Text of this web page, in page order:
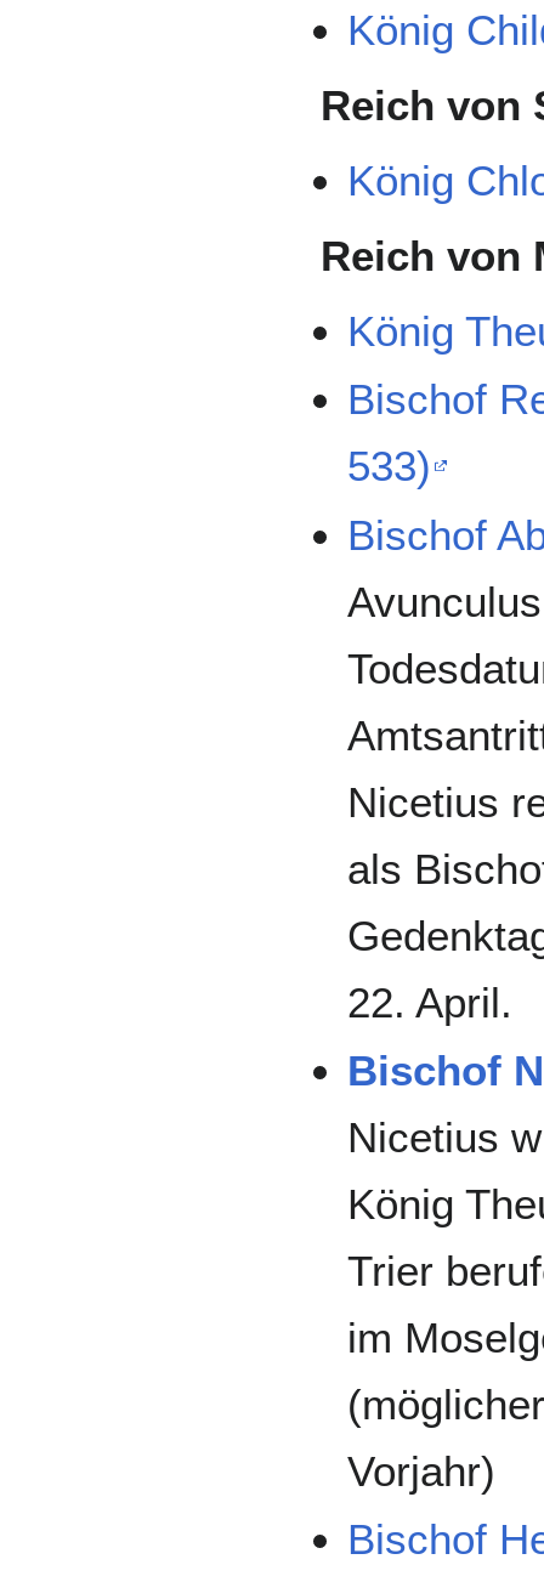
König
Reich von
König
Reich von
König
Bischof
533)
Bischof
Nicetius
als
22. April.
Bischof
Nicetius
König
Trier
im
Vorjahr)
Bischof